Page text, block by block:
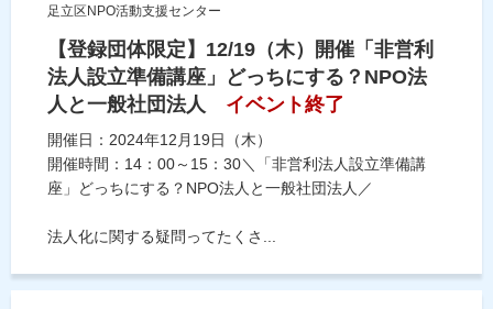
足立区NPO活動支援センター
【登録団体限定】12/19（木）開催「非営利
法人設立準備講座」どっちにする？NPO法
人と一般社団法人
イベント終了
開催日：2024年12月19日（木）
開催時間：14：00～15：30＼「非営利法人設立準備講
座」どっちにする？NPO法人と一般社団法人／
法人化に関する疑問ってたくさ...